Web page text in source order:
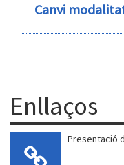
Canvi
Enllaços
Presentació